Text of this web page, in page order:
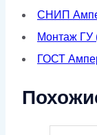
СНИП
Монтаж ГУ
ГОСТ